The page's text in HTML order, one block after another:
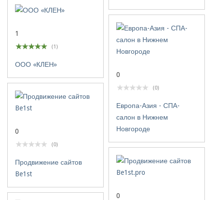
1
(1)
ООО «КЛЕН»
0
(0)
Европа-Азия - СПА-
салон в Нижнем
Новгороде
0
(0)
Продвижение сайтов
Be1st
0